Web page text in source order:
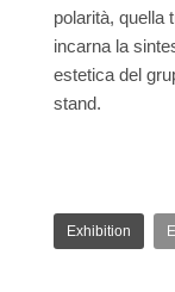
polarità, quella
incarna la
estetica del
stand.
Exhibition